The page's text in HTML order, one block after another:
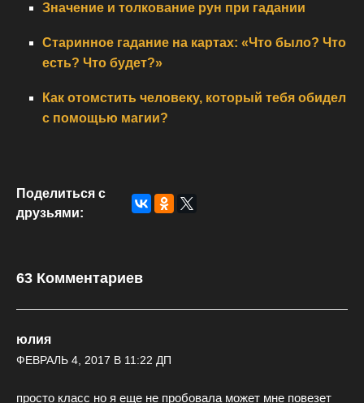
Значение и толкование рун при гадании
Старинное гадание на картах: «Что было? Что
есть? Что будет?»
Как отомстить человеку, который тебя обидел
с помощью магии?
Поделиться с
друзьями:
63 Комментариев
юлия
ФЕВРАЛЬ 4, 2017 В 11:22 ДП
просто класс но я еще не пробовала может мне повезет